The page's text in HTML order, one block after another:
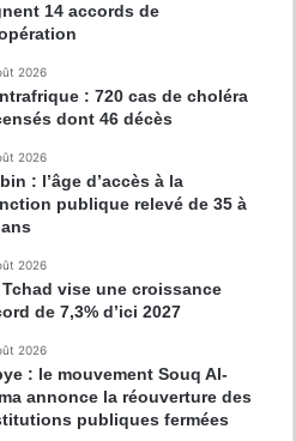
14 accords de
2026
: 720 cas de choléra
dont 46 décès
2026
: l’âge d’accès à la
publique relevé de 35 à
2026
Tchad vise une croissance
de 7,3% d’ici 2027
2026
: le mouvement Souq Al-
annonce la réouverture des
publiques fermées